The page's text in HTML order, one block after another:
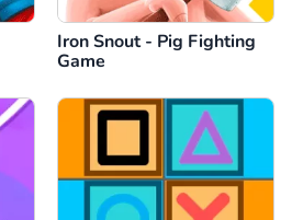
Iron Snout - Pig Fighting
Game